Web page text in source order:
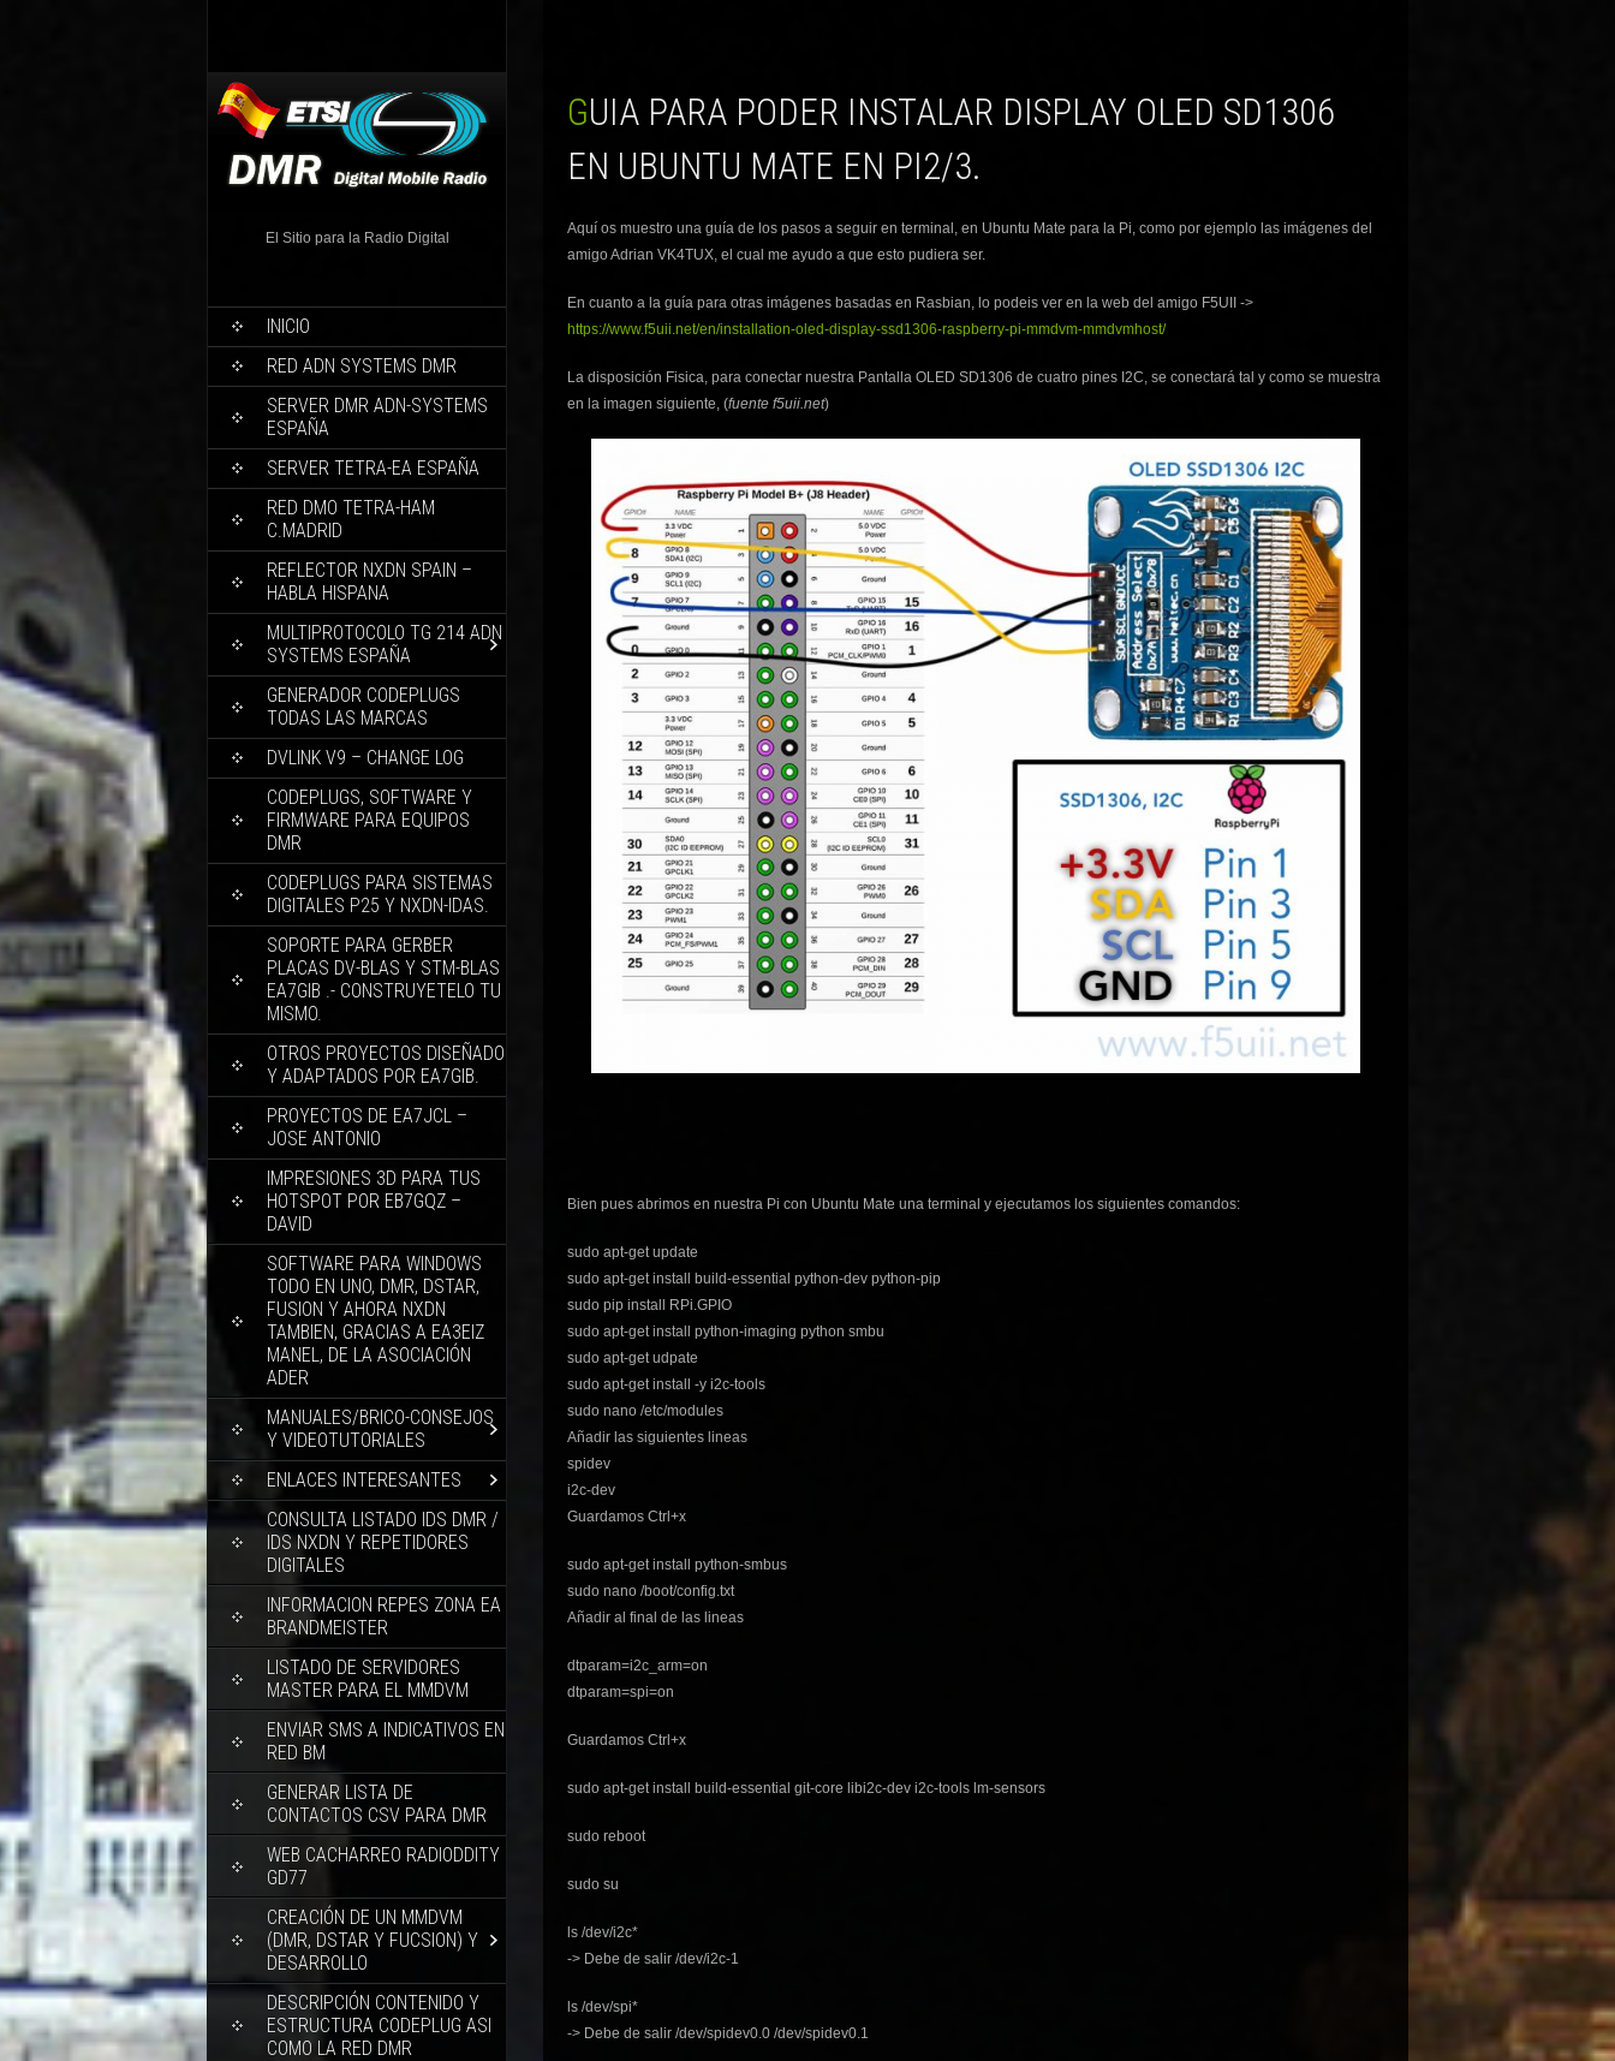
El Sitio para la Radio Digital
INICIO
RED ADN SYSTEMS DMR
SERVER DMR ADN-SYSTEMS
ESPAÑA
SERVER TETRA-EA ESPAÑA
RED DMO TETRA-HAM
C.MADRID
REFLECTOR NXDN SPAIN –
HABLA HISPANA
MULTIPROTOCOLO TG 214 ADN
SYSTEMS ESPAÑA
GENERADOR CODEPLUGS
TODAS LAS MARCAS
DVLINK V9 – CHANGE LOG
CODEPLUGS, SOFTWARE Y
FIRMWARE PARA EQUIPOS
DMR
CODEPLUGS PARA SISTEMAS
DIGITALES P25 Y NXDN-IDAS.
SOPORTE PARA GERBER
PLACAS DV-BLAS Y STM-BLAS
EA7GIB .- CONSTRUYETELO TU
MISMO.
OTROS PROYECTOS DISEÑADO
Y ADAPTADOS POR EA7GIB.
PROYECTOS DE EA7JCL –
JOSE ANTONIO
IMPRESIONES 3D PARA TUS
HOTSPOT POR EB7GQZ –
DAVID
SOFTWARE PARA WINDOWS
TODO EN UNO, DMR, DSTAR,
FUSION Y AHORA NXDN
TAMBIEN, GRACIAS A EA3EIZ
MANEL, DE LA ASOCIACIÓN
ADER
MANUALES/BRICO-CONSEJOS
Y VIDEOTUTORIALES
ENLACES INTERESANTES
CONSULTA LISTADO IDS DMR /
IDS NXDN Y REPETIDORES
DIGITALES
INFORMACION REPES ZONA EA
BRANDMEISTER
LISTADO DE SERVIDORES
MASTER PARA EL MMDVM
ENVIAR SMS A INDICATIVOS EN
RED BM
GENERAR LISTA DE
CONTACTOS CSV PARA DMR
WEB CACHARREO RADIODDITY
GD77
CREACIÓN DE UN MMDVM
(DMR, DSTAR Y FUCSION) Y
DESARROLLO
DESCRIPCIÓN CONTENIDO Y
ESTRUCTURA CODEPLUG ASI
COMO LA RED DMR
GUIA PARA PODER INSTALAR DISPLAY OLED SD1306
EN UBUNTU MATE EN PI2/3.
Aquí os muestro una guía de los pasos a seguir en terminal, en Ubuntu Mate para la Pi, como por ejemplo las imágenes del
amigo Adrian VK4TUX, el cual me ayudo a que esto pudiera ser.
En cuanto a la guía para otras imágenes basadas en Rasbian, lo podeis ver en la web del amigo F5UII ->
https://www.f5uii.net/en/installation-oled-display-ssd1306-raspberry-pi-mmdvm-mmdvmhost/
La disposición Fisica, para conectar nuestra Pantalla OLED SD1306 de cuatro pines I2C, se conectará tal y como se muestra
en la imagen siguiente, (fuente f5uii.net)
Bien pues abrimos en nuestra Pi con Ubuntu Mate una terminal y ejecutamos los siguientes comandos:
sudo apt-get update
sudo apt-get install build-essential python-dev python-pip
sudo pip install RPi.GPIO
sudo apt-get install python-imaging python smbu
sudo apt-get udpate
sudo apt-get install -y i2c-tools
sudo nano /etc/modules
Añadir las siguientes lineas
spidev
i2c-dev
Guardamos Ctrl+x
sudo apt-get install python-smbus
sudo nano /boot/config.txt
Añadir al final de las lineas
dtparam=i2c_arm=on
dtparam=spi=on
Guardamos Ctrl+x
sudo apt-get install build-essential git-core libi2c-dev i2c-tools lm-sensors
sudo reboot
sudo su
ls /dev/i2c*
-> Debe de salir /dev/i2c-1
ls /dev/spi*
-> Debe de salir /dev/spidev0.0 /dev/spidev0.1